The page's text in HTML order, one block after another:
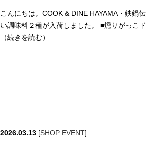
こんにちは。COOK & DINE HAYAMA・鉄鍋
い調味料２種が入荷しました。 ■燻りがっこ
（続きを読む）
2026.03.13 [SHOP EVENT]